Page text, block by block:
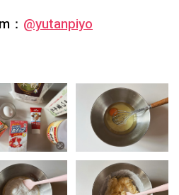
： @yutanpiyo